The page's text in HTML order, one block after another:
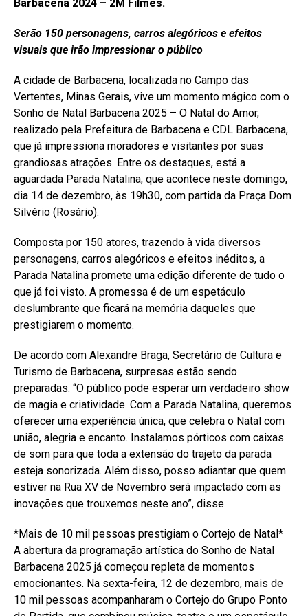
Barbacena 2024 – 2M Filmes.
Serão 150 personagens, carros alegóricos e efeitos
visuais que irão impressionar o público
A cidade de Barbacena, localizada no Campo das
Vertentes, Minas Gerais, vive um momento mágico com o
Sonho de Natal Barbacena 2025 – O Natal do Amor,
realizado pela Prefeitura de Barbacena e CDL Barbacena,
que já impressiona moradores e visitantes por suas
grandiosas atrações. Entre os destaques, está a
aguardada Parada Natalina, que acontece neste domingo,
dia 14 de dezembro, às 19h30, com partida da Praça Dom
Silvério (Rosário).
Composta por 150 atores, trazendo à vida diversos
personagens, carros alegóricos e efeitos inéditos, a
Parada Natalina promete uma edição diferente de tudo o
que já foi visto. A promessa é de um espetáculo
deslumbrante que ficará na memória daqueles que
prestigiarem o momento.
De acordo com Alexandre Braga, Secretário de Cultura e
Turismo de Barbacena, surpresas estão sendo
preparadas. “O público pode esperar um verdadeiro show
de magia e criatividade. Com a Parada Natalina, queremos
oferecer uma experiência única, que celebra o Natal com
união, alegria e encanto. Instalamos pórticos com caixas
de som para que toda a extensão do trajeto da parada
esteja sonorizada. Além disso, posso adiantar que quem
estiver na Rua XV de Novembro será impactado com as
inovações que trouxemos neste ano”, disse.
*Mais de 10 mil pessoas prestigiam o Cortejo de Natal*
A abertura da programação artística do Sonho de Natal
Barbacena 2025 já começou repleta de momentos
emocionantes. Na sexta-feira, 12 de dezembro, mais de
10 mil pessoas acompanharam o Cortejo do Grupo Ponto